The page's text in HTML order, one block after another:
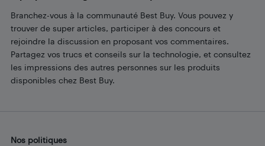
Branchez-vous à la communauté Best Buy. Vous pouvez y
trouver de super articles, participer à des concours et
rejoindre la discussion en proposant vos commentaires.
Partagez vos trucs et conseils sur la technologie, et consultez
les impressions des autres personnes sur les produits
disponibles chez Best Buy.
Nos politiques